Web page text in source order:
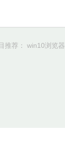
推荐： win10浏览器